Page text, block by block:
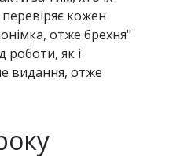
кожен
отже брехня"
роботи, як і
видання, отже